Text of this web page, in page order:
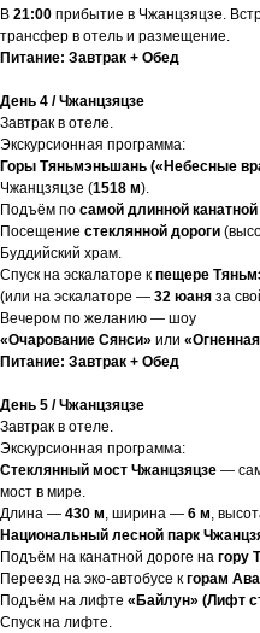
В 21:00 прибытие в Чжанцзяцзе.
трансфер в отель и размещение.
Питание: Завтрак + Обед
День 4 / Чжанцзяцзе
Завтрак в отеле.
Экскурсионная программа:
Горы Тяньмэньшань («Небесные
Чжанцзяцзе (1518 м).
Подъём по самой длинной
Посещение стеклянной дороги
Буддийский храм.
Спуск на эскалаторе к пещере
(или на эскалаторе — 32 юаня за
Вечером по желанию — шоу
«Очарование Сянси» или
Питание: Завтрак + Обед
День 5 / Чжанцзяцзе
Завтрак в отеле.
Экскурсионная программа:
Стеклянный мост Чжанцзяцзе —
мост в мире.
Длина — 430 м, ширина — 6 м,
Национальный лесной парк
Подъём на канатной дороге на гору
Переезд на эко-автобусе к горам
Подъём на лифте «Байлун» (Лифт
Спуск на лифте.